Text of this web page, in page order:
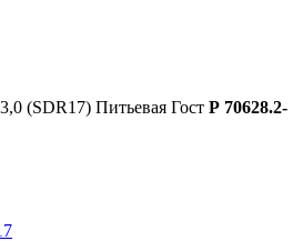
(SDR17) Питьевая Гост Р 70628.2-